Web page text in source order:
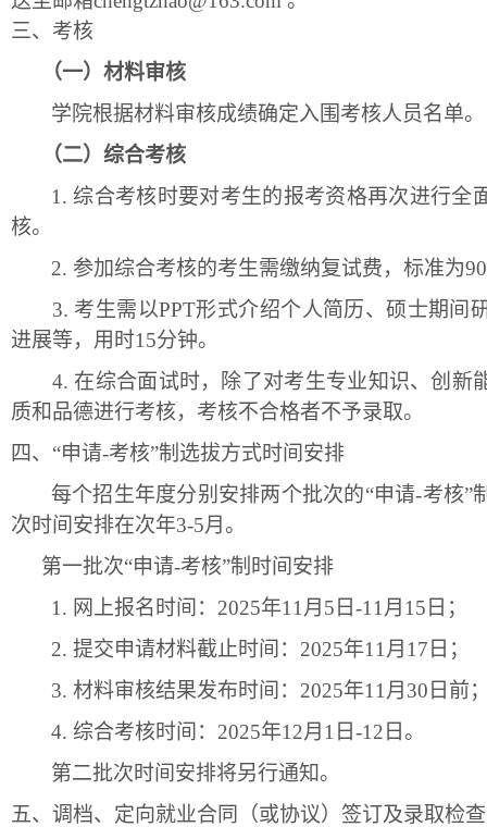
三、 考核
（一） 材料审核
学院根据材料审核成绩确定入围考核人员名单。
（二） 综合考核
1.综合考核时要对考生的报考资格再次进行全
核。
2. 参加综合考核的考生需缴纳复试费，标准为
3. 考生需以PPT形式介绍个人简历、硕士期间
进展等，用时15分钟。
4. 在综合面试时，除了对考生专业知识、创新
质和品德进行考核，考核不合格者不予录取。
四、 “申请-考核”制选拔方式时间安排
每个招生年度分别安排两个批次的“申请-考核”
次时间安排在次年3-5月。
第一批次“申请-考核”制时间安排
1. 网上报名时间： 2025年11月 5 日-11月1 5 日；
2. 提交申请材料截止时间： 2025年11月1 7 日；
3. 材料审核结果发布时间： 2025年11月 30 日前
4. 综合考核时间： 2025年12月1日-1 2 日。
第二批次时间安排将另行通知。
五、 调档、定向就业合同（或协议）签订及录取检查